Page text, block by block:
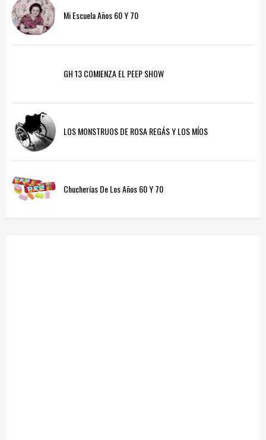
Mi Escuela Años 60 Y 70
GH 13 COMIENZA EL PEEP SHOW
LOS MONSTRUOS DE ROSA REGÁS Y LOS MÍOS
Chucherías De Los Años 60 Y 70